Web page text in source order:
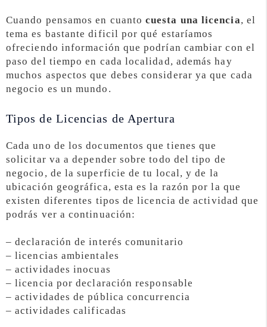
Cuando pensamos en cuantocuesta una licencia, el
tema es bastante dificil por qué estaríamos
ofreciendo información que podrían cambiar con el
paso del tiempo en cada localidad, además hay
muchos aspectos que debes considerar ya que cada
negocio es un mundo.
Tipos de Licencias de Apertura
Cada uno de los documentos que tienes que
solicitar va a depender sobre todo del tipo de
negocio, de la superficie de tu local, y de la
ubicación geográfica, esta es la razón por la que
existen diferentes tipos de licencia de actividad que
podrás ver a continuación:
– declaración de interés comunitario
– licencias ambientales
– actividades inocuas
– licencia por declaración responsable
– actividades de pública concurrencia
– actividades calificadas